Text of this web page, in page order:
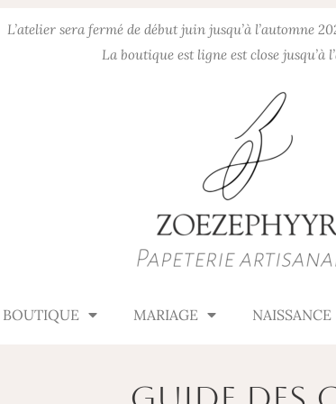
L’atelier sera fermé de début juin jusqu’à l’automne
La boutique est ligne est close jusqu’à
BOUTIQUE MARIAGE NAISSANCE